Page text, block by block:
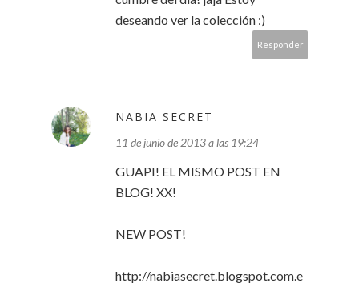
deseando ver la colección :)
Responder
NABIA SECRET
11 de junio de 2013 a las 19:24
GUAPI! EL MISMO POST EN
BLOG! XX!
NEW POST!
http://nabiasecret.blogspot.com.e